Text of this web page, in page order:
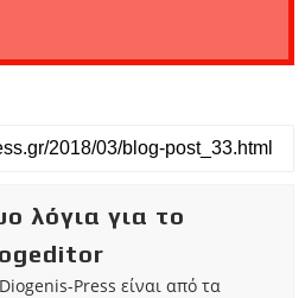
λόγια για το
Press είναι από τα